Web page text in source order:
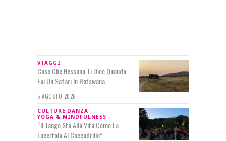
VIAGGI
Cose Che Nessuno Ti Dice Quando
Fai Un Safari In Botswana
5 AGOSTO 2026
CULTURE DANZA
YOGA & MINDFULNESS
“Il Tango Sta Alla Vita Come La
Lucertola Al Coccodrillo”